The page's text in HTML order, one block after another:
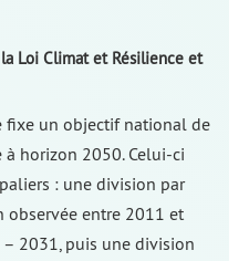
Loi Climat et Résilience et
fixe un objectif national de
horizon 2050. Celui-ci
: une division par
entre 2011 et
2031, puis une division